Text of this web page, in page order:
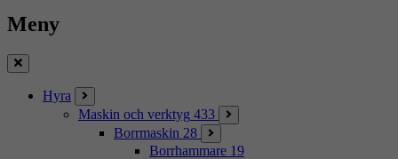
Meny
Stäng
Hyra
Maskin och verktyg 433
Borrmaskin 28
Borrhammare 19